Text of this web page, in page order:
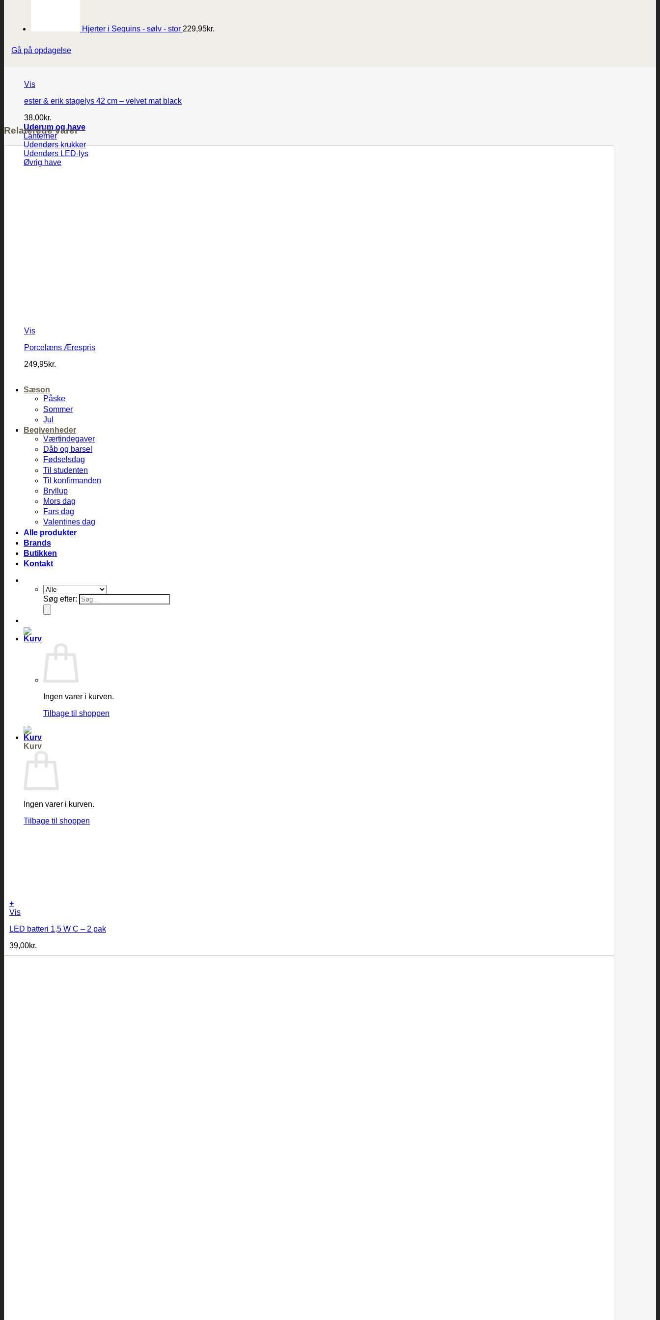
Vis
ester & erik stagelys 42 cm – velvet mat black
38,00kr.
Uderum og have
Lanterner
Udendørs krukker
Udendørs LED-lys
Øvrig have
Vis
Porcelæns Ærespris
249,95kr.
Sæson
Påske
Sommer
Jul
Begivenheder
Værtindegaver
Dåb og barsel
Fødselsdag
Til studenten
Til konfirmanden
Bryllup
Mors dag
Fars dag
Valentines dag
Alle produkter
Brands
Butikken
Kontakt
Søg efter:
Ingen varer i kurven.
Tilbage til shoppen
Kurv
Ingen varer i kurven.
Tilbage til shoppen
Hjerter i Sequins - sølv - stor 229,95kr.
Gå på opdagelse
Relaterede varer
+
Vis
LED batteri 1,5 W C – 2 pak
39,00kr.